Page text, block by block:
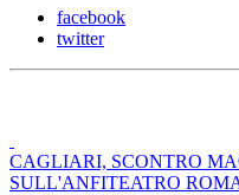
facebook
twitter
CAGLIARI, SCONTRO
SULL'ANFITEATRO